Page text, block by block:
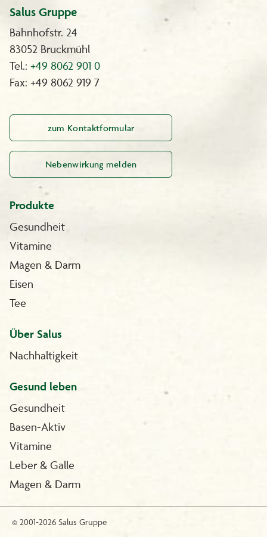
Salus Gruppe
Bahnhofstr. 24
83052 Bruckmühl
Tel.: +49 8062 901 0
Fax: +49 8062 919 7
zum Kontaktformular
Nebenwirkung melden
Produkte
Gesundheit
Vitamine
Magen & Darm
Eisen
Tee
Über Salus
Nachhaltigkeit
Gesund leben
Gesundheit
Basen-Aktiv
Vitamine
Leber & Galle
Magen & Darm
© 2001-2026 Salus Gruppe